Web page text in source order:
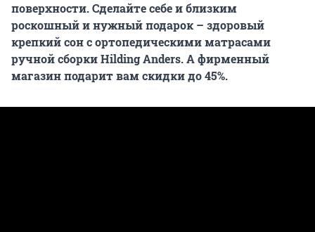
поверхности. Сделайте себе и близким
роскошный и нужный подарок – здоровый
крепкий сон с ортопедическими матрасами
ручной сборки Hilding Anders. А фирменный
магазин подарит вам скидки до 45%.